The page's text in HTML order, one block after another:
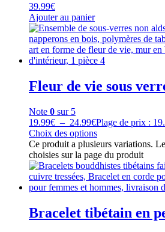
39.99€
Ajouter au panier
Fleur de vie sous
Note 0 sur 5
19.99€ – 24.99€Plage de prix :
Choix des options
Ce produit a plusieurs variations.
choisies sur la page du produit
Bracelet tibétain en